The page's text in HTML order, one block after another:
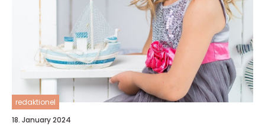
redaktionel
18. January 2024